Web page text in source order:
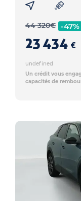
44 320€ -47%
23 434 €
undefined
Un crédit vous
capacités de